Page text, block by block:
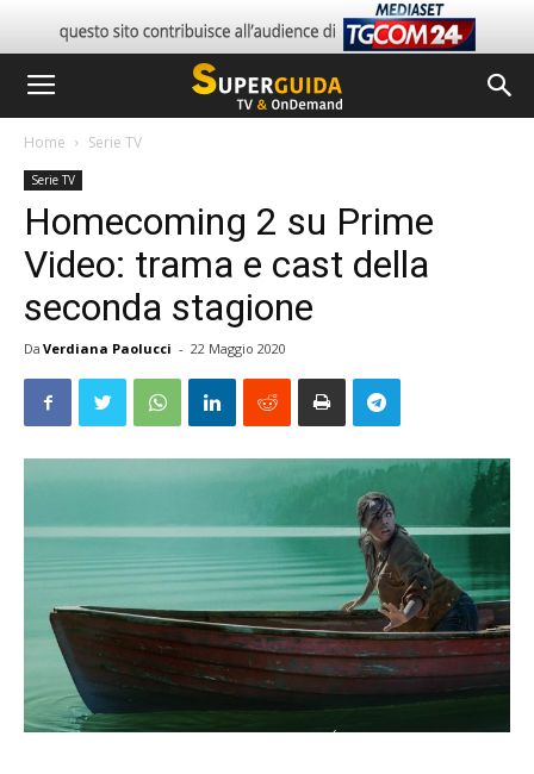
Home Serie TV
Serie TV
Homecoming 2 su Prime
Video: trama e cast della
seconda stagione
Da Verdiana Paolucci - 22 Maggio 2020